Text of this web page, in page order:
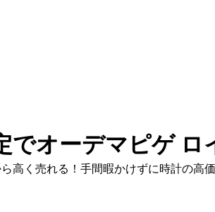
でオーデマピゲ ロ
高く売れる！手間暇かけずに時計の高